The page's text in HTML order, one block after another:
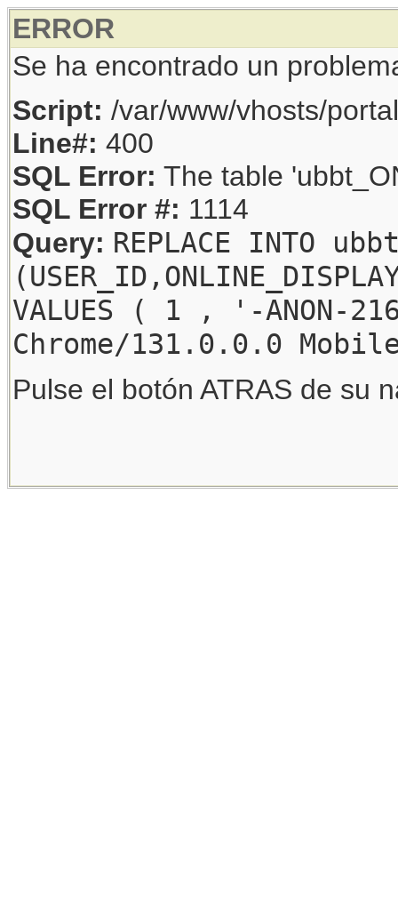
ERROR
Se ha encontrado un
Script: /var/www/vhosts/
Line#: 400
SQL Error: The table
SQL Error #: 1114
Query: REPLACE INTO
VALUES ( 1 , '-
Chrome/131.0.0.0
Pulse el botón ATRAS de su